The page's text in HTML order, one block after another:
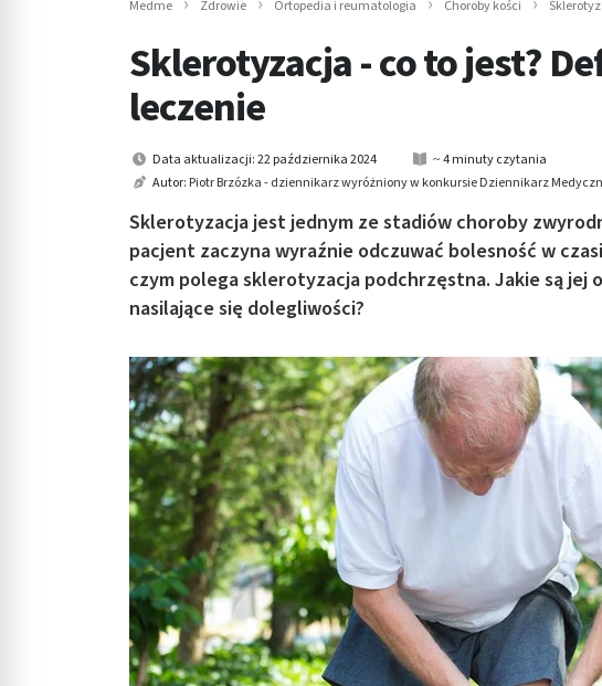
Medme Zdrowie Ortopedia i reumatologia Choroby kości
Sklerotyzacja - co to jest?
leczenie
Data aktualizacji: 22 października 2024
~ 4 minuty czytania
Autor: Piotr Brzózka - dziennikarz wyróżniony w konkursie Dziennikarz
Sklerotyzacja jest jednym ze stadiów choroby
pacjent zaczyna wyraźnie odczuwać bolesność w
czym polega sklerotyzacja podchrzęstna. Jakie są jej
nasilające się dolegliwości?